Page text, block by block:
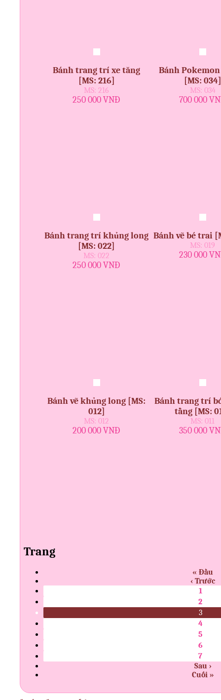
Bánh trang trí xe tăng
[MS: 216]
MS: 216
250 000 VNĐ
Bánh
[MS: 034]
MS: 034
700 000
Bánh trang trí khủng long
[MS: 022]
MS: 022
250 000 VNĐ
Bánh vẽ bé trai
MS: 019
230 000
Bánh vẽ khủng long [MS:
012]
MS: 012
200 000 VNĐ
Bánh trang trí
tầng [MS:
MS: 011
350 000
Trang
« Đầu
‹ Trước
1
2
3
4
5
6
7
Sau ›
Cuối »